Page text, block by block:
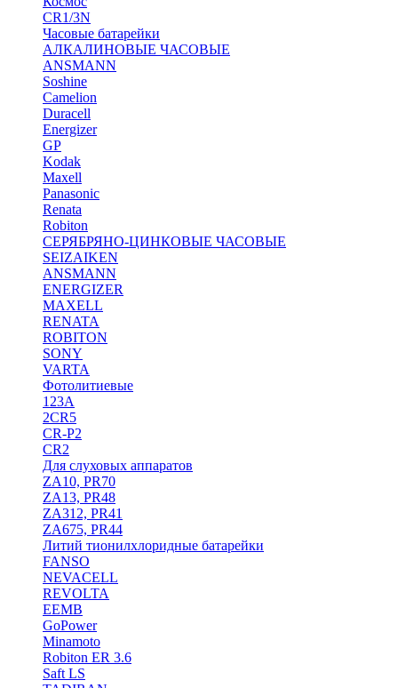
CR1/3N
Часовые батарейки
АЛКАЛИНОВЫЕ ЧАСОВЫЕ
ANSMANN
Soshine
Camelion
Duracell
Energizer
GP
Kodak
Maxell
Panasonic
Renata
Robiton
СЕРЯБРЯНО-ЦИНКОВЫЕ ЧАСОВЫЕ
SEIZAIKEN
ANSMANN
ENERGIZER
MAXELL
RENATA
ROBITON
SONY
VARTA
Фотолитиевые
123A
2CR5
CR-P2
CR2
Для слуховых аппаратов
ZA10, PR70
ZA13, PR48
ZA312, PR41
ZA675, PR44
Литий тионилхлоридные батарейки
FANSO
NEVACELL
REVOLTA
EEMB
GoPower
Minamoto
Robiton ER 3.6
Saft LS